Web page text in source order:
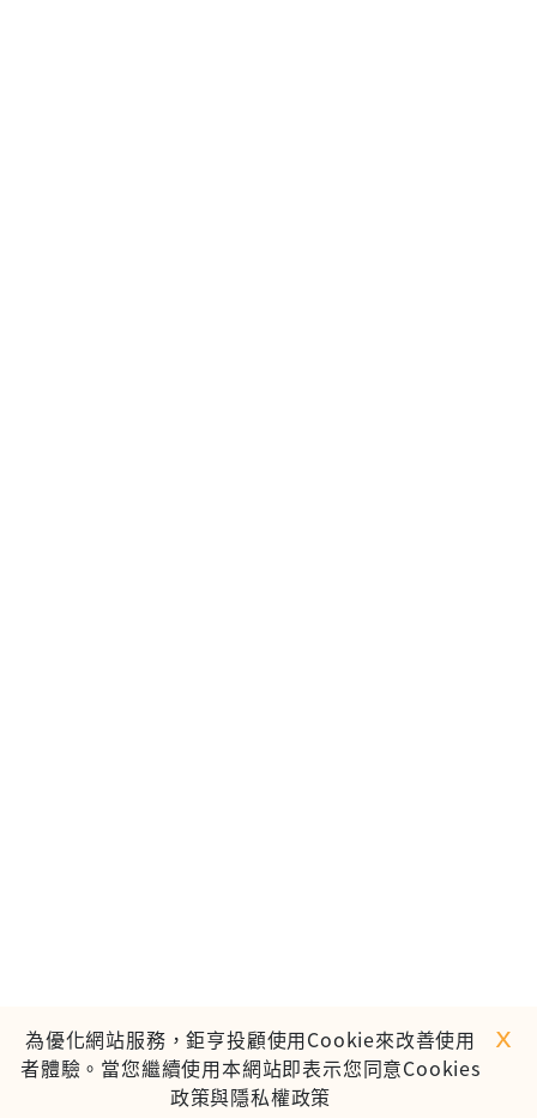
為優化網站服務，鉅亨投顧使用Cookie來改善使用
者體驗。當您繼續使用本網站即表示您同意Cookies
政策與隱私權政策
ｘ